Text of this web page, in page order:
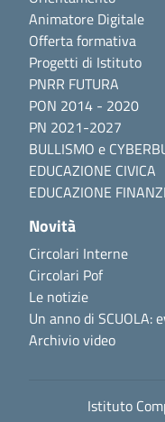
Animatore Digitale
Offerta formativa
Progetti di Istituto
PNRR FUTURA
PON 2014 - 2020
PN 2021-2027
BULLISMO e
EDUCAZIONE CIVICA
EDUCAZIONE
Novità
Circolari Interne
Circolari Pof
Le notizie
Un anno di SCUOLA:
Archivio video
Istituto